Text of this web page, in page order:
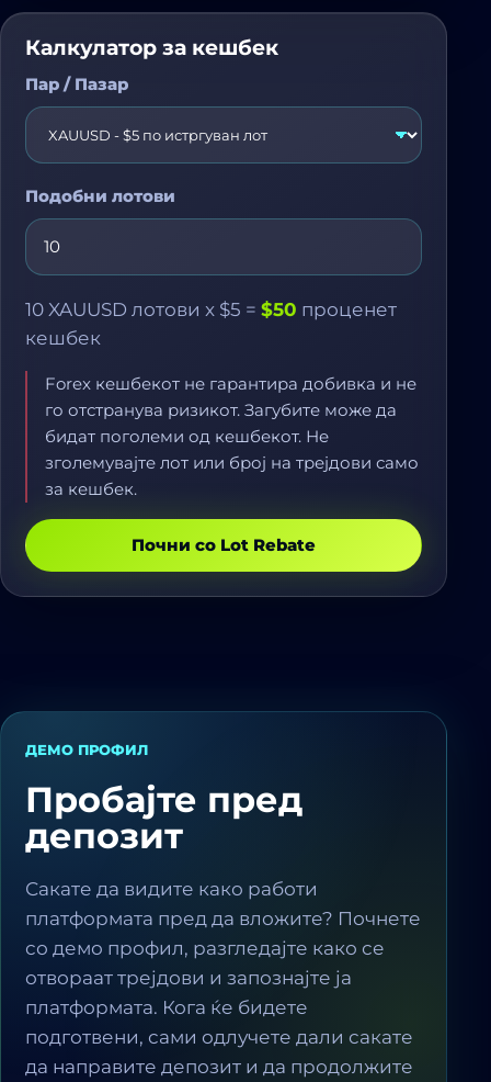
Калкулатор за кешбек
Пар / Пазар
Подобни лотови
10 XAUUSD лотови x $5 = $50 проценет
кешбек
Forex кешбекот не гарантира добивка и не
го отстранува ризикот. Загубите може да
бидат поголеми од кешбекот. Не
зголемувајте лот или број на трејдови само
за кешбек.
Почни со Lot Rebate
ДЕМО ПРОФИЛ
Пробајте пред
депозит
Сакате да видите како работи
платформата пред да вложите? Почнете
со демо профил, разгледајте како се
отвораат трејдови и запознајте ја
платформата. Кога ќе бидете
подготвени, сами одлучете дали сакате
да направите депозит и да продолжите